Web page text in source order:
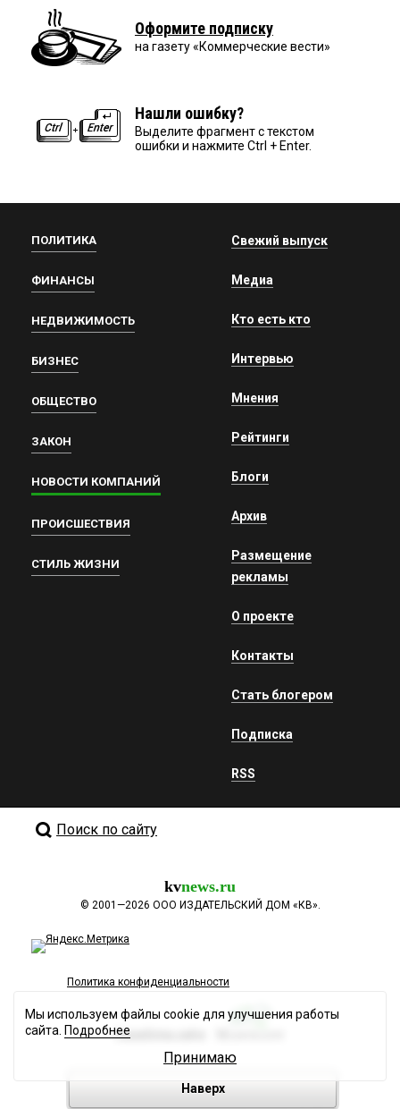
Оформите подписку
на газету «Коммерческие вести»
Нашли ошибку?
Выделите фрагмент с текстом
ошибки и нажмите Ctrl + Enter.
ПОЛИТИКА
ФИНАНСЫ
НЕДВИЖИМОСТЬ
БИЗНЕС
ОБЩЕСТВО
ЗАКОН
НОВОСТИ КОМПАНИЙ
ПРОИСШЕСТВИЯ
СТИЛЬ ЖИЗНИ
Свежий выпуск
Медиа
Кто есть кто
Интервью
Мнения
Рейтинги
Блоги
Архив
Размещение
рекламы
О проекте
Контакты
Стать блогером
Подписка
RSS
Поиск по сайту
kvnews.ru
© 2001—2026 ООО ИЗДАТЕЛЬСКИЙ ДОМ «КВ».
Политика конфиденциальности
Разработка сайта
Наверх
Мы используем файлы cookie для улучшения работы
сайта. Подробнее
Принимаю